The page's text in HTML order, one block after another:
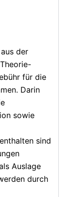
der
für die
Darin
sowie
sind
Auslage
durch